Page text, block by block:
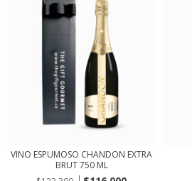
VINO ESPUMOSO CHANDON EXTRA
BRUT 750 ML